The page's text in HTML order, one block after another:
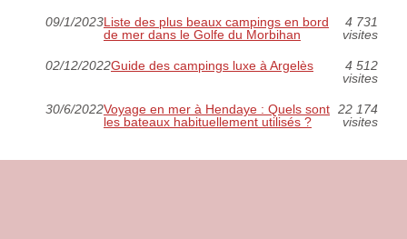
09/1/2023Liste des plus beaux campings en bord
de mer dans le Golfe du Morbihan
4 731
visites
02/12/2022Guide des campings luxe à Argelès
4 512
visites
30/6/2022Voyage en mer à Hendaye : Quels sont
les bateaux habituellement utilisés ?
22 174
visites